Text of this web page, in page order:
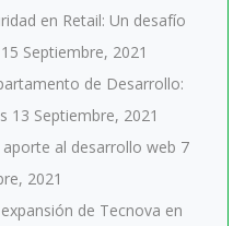
en Retail: Un desafío
15 Septiembre, 2021
de Desarrollo:
13 Septiembre, 2021
al desarrollo web 7
2021
de Tecnova en